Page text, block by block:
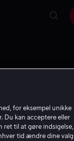
for eksempel unikke
Du kan acceptere eller
ret til at gøre indsigelse,
tid ændre dine valg